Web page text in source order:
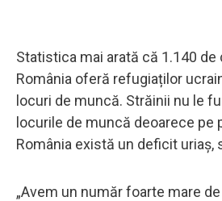
Statistica mai arată că 1.140 de
România oferă refugiaților
locuri de muncă. Străinii nu le
locurile de muncă deoarece pe
România există un deficit uriaș,
„Avem un număr foarte mare